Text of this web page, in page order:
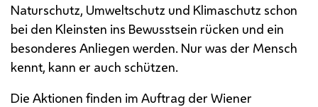
Naturschutz, Umweltschutz und Klimaschutz schon
bei den Kleinsten ins Bewusstsein rücken und ein
besonderes Anliegen werden. Nur was der Mensch
kennt, kann er auch schützen.
Die Aktionen finden im Auftrag der Wiener